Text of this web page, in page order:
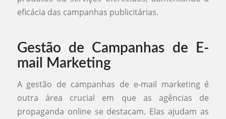
eficácia das campanhas publicitárias.
Gestão de Campanhas de E-
mail Marketing
A gestão de campanhas de e-mail marketing é
outra área crucial em que as agências de
propaganda online se destacam. Elas ajudam as